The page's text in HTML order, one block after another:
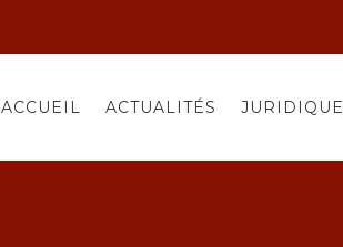
ACCUEIL ACTUALITÉS JURIDIQUE